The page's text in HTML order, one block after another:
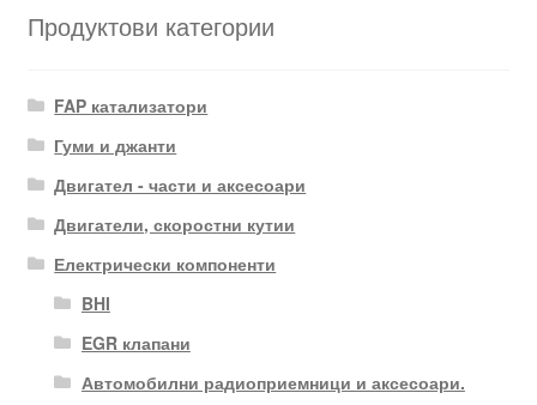
Продуктови категории
FAP катализатори
Гуми и джанти
Двигател - части и аксесоари
Двигатели, скоростни кутии
Електрически компоненти
BHI
EGR клапани
Автомобилни радиоприемници и аксесоари.